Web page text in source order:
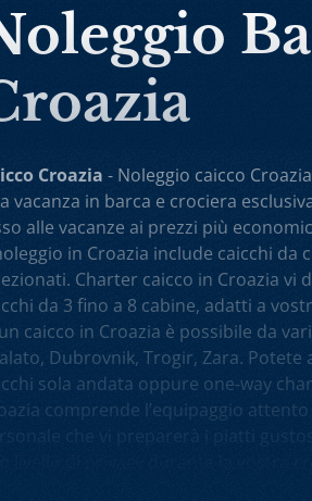
Croazia - Noleggio caicco
vacanza in barca e crociera
alle vacanze ai prezzi più
in Croazia include caicchi da
Charter caicco in Croazia vi
da 3 fino a 8 cabine, adatti a
caicco in Croazia è possibile da
Dubrovnik, Trogir, Zara. Potete
sola andata oppure one-way
comprende l’equipaggio
che vi preparerà i piatti